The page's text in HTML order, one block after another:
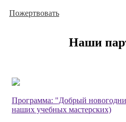
Пожертвовать
Наши
Программа: "Добрый
наших учебных мастерских)